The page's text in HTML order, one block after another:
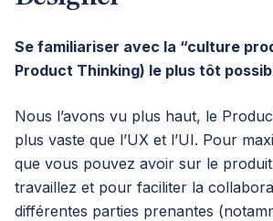
Se familiariser avec la “culture
Product Thinking) le plus tôt
Nous l’avons vu plus haut, le
plus vaste que l’UX et l’UI. Pour
que vous pouvez avoir sur le
travaillez et pour faciliter la
différentes parties prenantes